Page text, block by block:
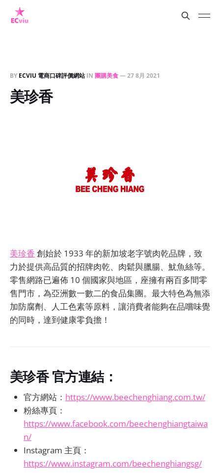
BY ECVIU 電商口碑評價網站IN 團購美食—27 8月 2021
美珍香
美珍香 創始於 1933 年的新加坡老字號肉乾品牌，致
力於提供高品質的招牌肉乾、肉鬆與臘腸、魷魚絲等。
零售網路已遍佈 10 個國家與地區，座擁有兩百多間零
售門市，為亞洲數一數二的食品集團。最大特色為無添
加防腐劑、人工色素等原料，讓消費者能夠在品嚐味覺
的同時，達到健康零負擔！
美珍香 官方連結：
官方網站： https://www.beechenghiang.com.tw/
粉絲專頁：
https://www.facebook.com/beechenghiangtaiwa
n/
Instagram 主頁：
https://www.instagram.com/beechenghiangsg/